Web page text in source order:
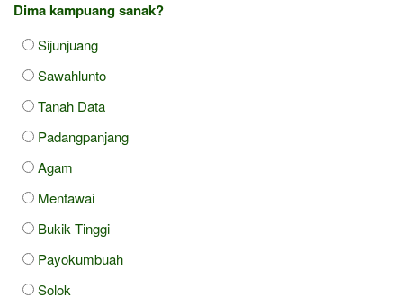
Dima kampuang sanak?
Sijunjuang
Sawahlunto
Tanah Data
Padangpanjang
Agam
Mentawai
Bukik Tinggi
Payokumbuah
Solok